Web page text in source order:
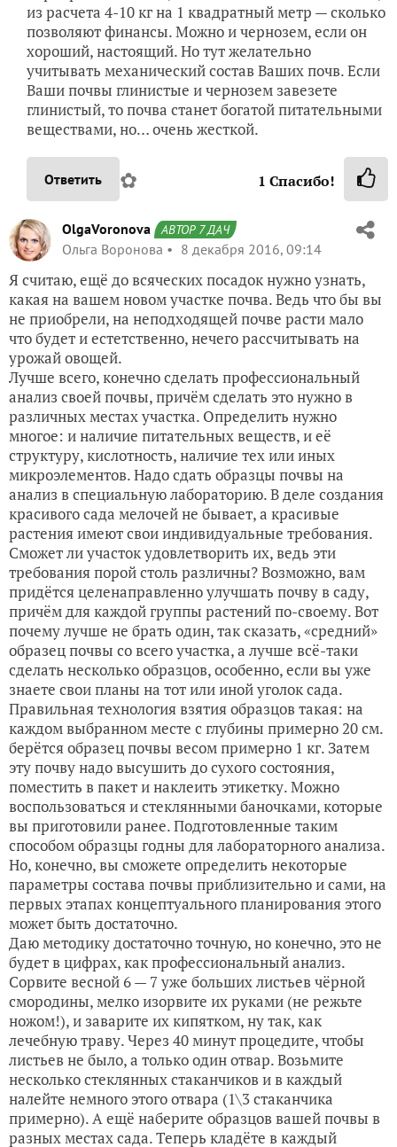
из расчета 4-10 кг на 1 квадратный метр — сколько
позволяют финансы. Можно и чернозем, если он
хороший, настоящий. Но тут желательно
учитывать механический состав Ваших почв. Если
Ваши почвы глинистые и чернозем завезете
глинистый, то почва станет богатой питательными
веществами, но… очень жесткой.
Ответить ✿ 1 Спасибо!
OlgaVoronova АВТОР 7 ДАЧ
Ольга Воронова 8 декабря 2016, 09:14
Я считаю, ещё до всяческих посадок нужно узнать,
какая на вашем новом участке почва. Ведь что бы вы
не приобрели, на неподходящей почве расти мало
что будет и естетственно, нечего рассчитывать на
урожай овощей.
Лучше всего, конечно сделать профессиональный
анализ своей почвы, причём сделать это нужно в
различных местах участка. Определить нужно
многое: и наличие питательных веществ, и её
структуру, кислотность, наличие тех или иных
микроэлементов. Надо сдать образцы почвы на
анализ в специальную лабораторию. В деле создания
красивого сада мелочей не бывает, а красивые
растения имеют свои индивидуальные требования.
Сможет ли участок удовлетворить их, ведь эти
требования порой столь различны? Возможно, вам
придётся целенаправленно улучшать почву в саду,
причём для каждой группы растений по-своему. Вот
почему лучше не брать один, так сказать, «средний»
образец почвы со всего участка, а лучше всё-таки
сделать несколько образцов, особенно, если вы уже
знаете свои планы на тот или иной уголок сада.
Правильная технология взятия образцов такая: на
каждом выбранном месте с глубины примерно 20 см.
берётся образец почвы весом примерно 1 кг. Затем
эту почву надо высушить до сухого состояния,
поместить в пакет и наклеить этикетку. Можно
воспользоваться и стеклянными баночками, которые
вы приготовили ранее. Подготовленные таким
способом образцы годны для лабораторного анализа.
Но, конечно, вы сможете определить некоторые
параметры состава почвы приблизительно и сами, на
первых этапах концептуального планирования этого
может быть достаточно.
Даю методику достаточно точную, но конечно, это не
будет в цифрах, как профессиональный анализ.
Сорвите весной 6 — 7 уже больших листьев чёрной
смородины, мелко изорвите их руками (не режьте
ножом!), и заварите их кипятком, ну так, как
лечебную траву. Через 40 минут процедите, чтобы
листьев не было, а только один отвар. Возьмите
несколько стеклянных стаканчиков и в каждый
налейте немного этого отвара (1\3 стаканчика
примерно). А ещё наберите образцов вашей почвы в
разных местах сада. Теперь кладёте в каждый